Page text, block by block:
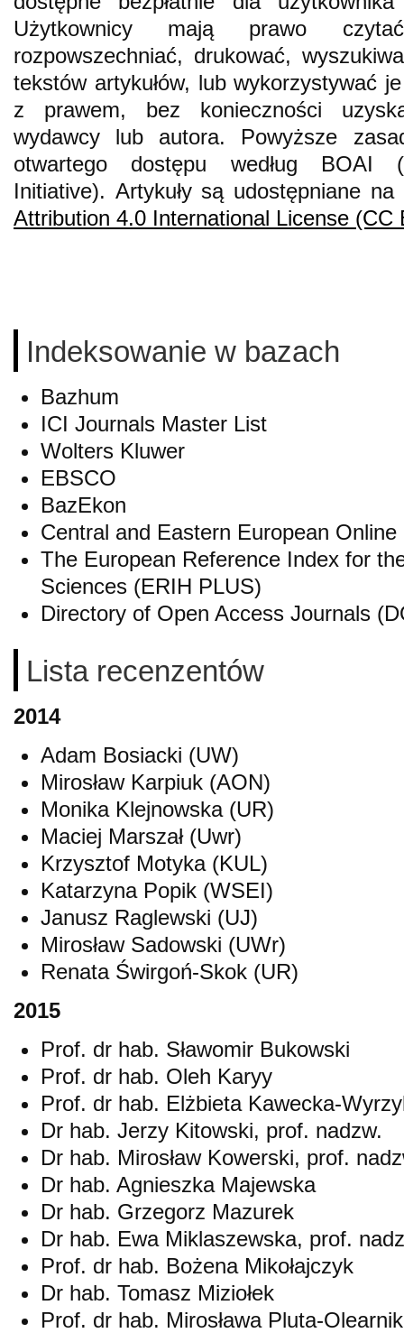
Użytkownicy mają prawo
rozpowszechniać, drukować,
tekstów artykułów, lub wykorzystywać
z prawem, bez konieczności
wydawcy lub autora. Powyższe
otwartego dostępu według BOAI
Initiative). Artykuły są udostępniane
Attribution 4.0 International License (CC
Indeksowanie w bazach
Bazhum
ICI Journals Master List
Wolters Kluwer
EBSCO
BazEkon
Central and Eastern European
The European Reference Index for
Sciences (ERIH PLUS)
Directory of Open Access Journals
Lista recenzentów
2014
Adam Bosiacki (UW)
Mirosław Karpiuk (AON)
Monika Klejnowska (UR)
Maciej Marszał (Uwr)
Krzysztof Motyka (KUL)
Katarzyna Popik (WSEI)
Janusz Raglewski (UJ)
Mirosław Sadowski (UWr)
Renata Świrgoń-Skok (UR)
2015
Prof. dr hab. Sławomir Bukowski
Prof. dr hab. Oleh Karyy
Prof. dr hab. Elżbieta Kawecka-
Dr hab. Jerzy Kitowski, prof. nadzw.
Dr hab. Mirosław Kowerski, prof.
Dr hab. Agnieszka Majewska
Dr hab. Grzegorz Mazurek
Dr hab. Ewa Miklaszewska, prof.
Prof. dr hab. Bożena Mikołajczyk
Dr hab. Tomasz Miziołek
Prof. dr hab. Mirosława Pluta-Olearnik